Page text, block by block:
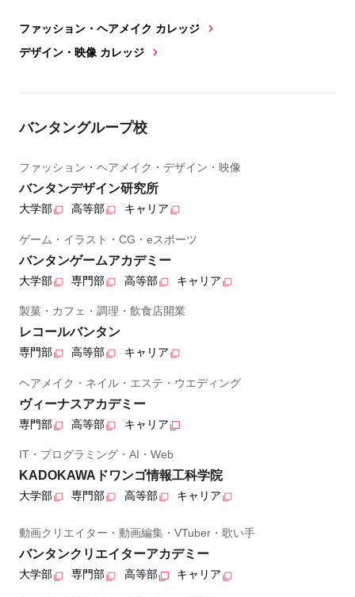
ファッション・ヘアメイク カレッジ
デザイン・映像 カレッジ
バンタングループ校
ファッション・ヘアメイク・デザイン・映像
バンタンデザイン研究所
大学部 高等部 キャリア
ゲーム・イラスト・CG・eスポーツ
バンタンゲームアカデミー
大学部 専門部 高等部 キャリア
製菓・カフェ・調理・飲食店開業
レコールバンタン
専門部 高等部 キャリア
ヘアメイク・ネイル・エステ・ウエディング
ヴィーナスアカデミー
専門部 高等部 キャリア
IT・プログラミング・AI・Web
KADOKAWAドワンゴ情報工科学院
大学部 専門部 高等部 キャリア
動画クリエイター・動画編集・VTuber・歌い手
バンタンクリエイターアカデミー
大学部 専門部 高等部 キャリア